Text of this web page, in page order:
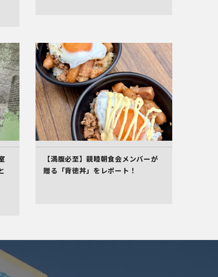
【満腹必至】親睦朝食会メンバーが
贈る「背徳丼」をレポート！